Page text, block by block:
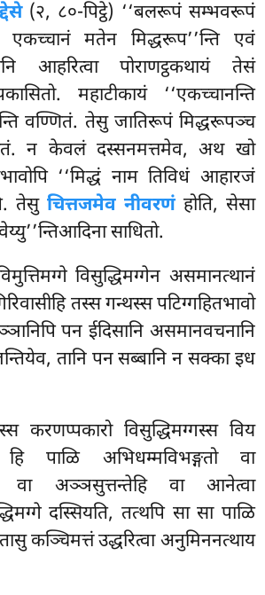
(२, ८०-पिट्ठे) ‘‘बलरूपं सम्भवरूपं
मतेन मिद्धरूप’’न्ति एवं
आहरित्वा पोराणट्ठकथायं तेसं
महाटीकायं ‘‘एकच्चानन्ति
वण्णितं. तेसु जातिरूपं मिद्धरूपञ्च
न केवलं दस्सनमत्तमेव, अथ खो
‘‘मिद्धं नाम तिविधं आहारजं
तेसु चित्तजमेव नीवरणंहोति, सेसा
साधितो.
विसुद्धिमग्गेन असमानत्थानं
तस्स गन्थस्स पटिग्गहितभावो
पन ईदिसानि असमानवचनानि
तानि पन सब्बानि न सक्का इध
करणप्पकारो विसुद्धिमग्गस्स विय
पाळि अभिधम्मविभङ्गतो वा
वा अञ्ञसुत्तन्तेहि वा आनेत्वा
दस्सियति, तत्थपि सा सा पाळि
कञ्चिमत्तं उद्धरित्वा अनुमिननत्थाय